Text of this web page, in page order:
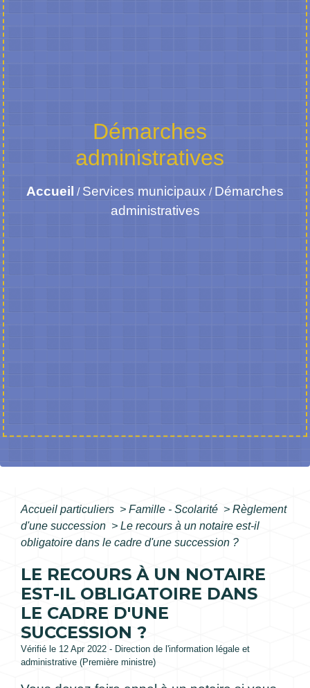
Démarches
administratives
Accueil / Services municipaux / Démarches
administratives
Accueil particuliers > Famille - Scolarité > Règlement
d'une succession > Le recours à un notaire est-il
obligatoire dans le cadre d'une succession ?
LE RECOURS À UN NOTAIRE
EST-IL OBLIGATOIRE DANS
LE CADRE D'UNE
SUCCESSION ?
Vérifié le 12 Apr 2022 - Direction de l'information légale et
administrative (Première ministre)